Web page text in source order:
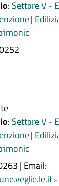
: Settore V -
|
: Settore V -
|
| Email: